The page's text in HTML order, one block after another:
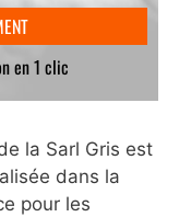
la Sarl Gris est
dans la
pour les